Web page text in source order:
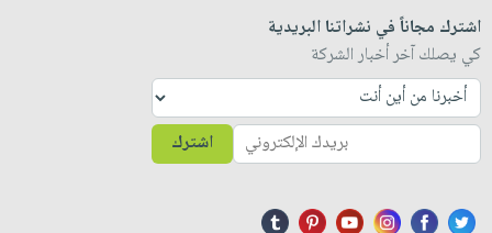
اشترك مجاناً في نشراتنا البريدية
كي يصلك آخر أخبار الشركة
اشترك